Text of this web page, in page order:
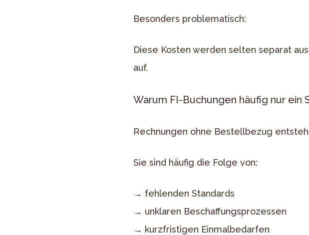
Besonders problematisch:
Diese Kosten werden selten separat
auf.
Warum FI-Buchungen häufig nur ein
Rechnungen ohne Bestellbezug
Sie sind häufig die Folge von:
→ fehlenden Standards
→ unklaren Beschaffungsprozessen
→ kurzfristigen Einmalbedarfen